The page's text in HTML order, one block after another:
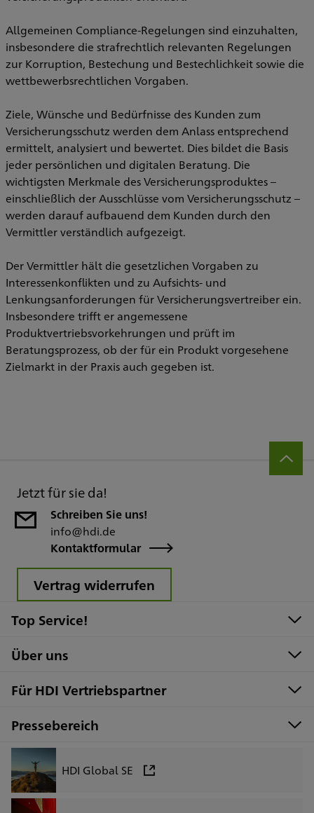
Allgemeinen Compliance-Regelungen sind einzuhalten,
insbesondere die strafrechtlich relevanten Regelungen
zur Korruption, Bestechung und Bestechlichkeit sowie die
wettbewerbsrechtlichen Vorgaben.
Ziele, Wünsche und Bedürfnisse des Kunden zum
Versicherungsschutz werden dem Anlass entsprechend
ermittelt, analysiert und bewertet. Dies bildet die Basis
jeder persönlichen und digitalen Beratung. Die
wichtigsten Merkmale des Versicherungsproduktes –
einschließlich der Ausschlüsse vom Versicherungsschutz –
werden darauf aufbauend dem Kunden durch den
Vermittler verständlich aufgezeigt.
Der Vermittler hält die gesetzlichen Vorgaben zu
Interessenkonflikten und zu Aufsichts- und
Lenkungsanforderungen für Versicherungsvertreiber ein.
Insbesondere trifft er angemessene
Produktvertriebsvorkehrungen und prüft im
Beratungsprozess, ob der für ein Produkt vorgesehene
Zielmarkt in der Praxis auch gegeben ist.
Jetzt für sie da!
Schreiben Sie uns!
info@hdi.de
Kontaktformular
Vertrag widerrufen
Top Service!
Über uns
Für HDI Vertriebspartner
Pressebereich
HDI Global SE